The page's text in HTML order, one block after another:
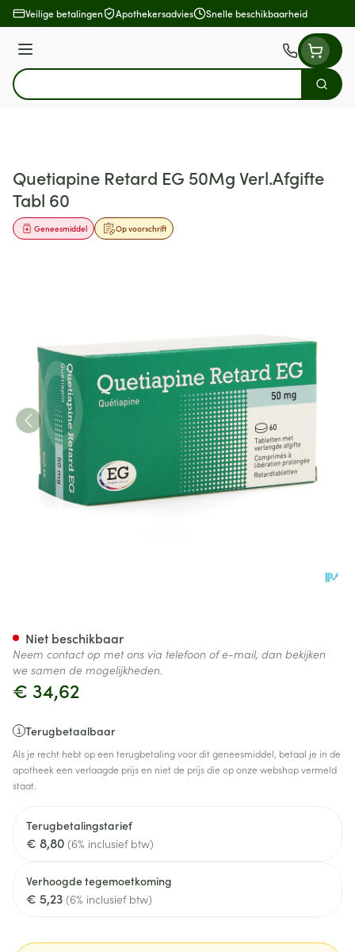
Ga naar de inhoud
Veilige betalingen Apothekersadvies Snelle beschikbaarheid
Menu
Product, merk, categorie...
Zoek
Quetiapine Retard EG 50Mg Verl.Afgifte
Tabl 60
Op voorschrift
Geneesmiddel
€ 34,62
Terugbetaalbaar
Als je recht hebt op een terugbetaling voor dit geneesmiddel, betaal je in de
apotheek een verlaagde prijs en niet de prijs die op onze webshop vermeld
staat.
Terugbetalingstarief
€ 8,80 (6% inclusief btw)
Verhoogde tegemoetkoming
€ 5,23 (6% inclusief btw)
Niet beschikbaar
Neem contact op met ons via telefoon of e-mail, dan bekijken
we samen de mogelijkheden.